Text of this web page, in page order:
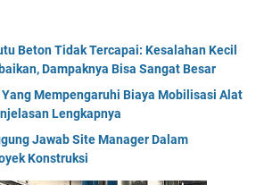
Beton Tidak Tercapai: Kesalahan Kecil
Dampaknya Bisa Sangat Besar
Mempengaruhi Biaya Mobilisasi Alat
Lengkapnya
Jawab Site Manager Dalam
Konstruksi